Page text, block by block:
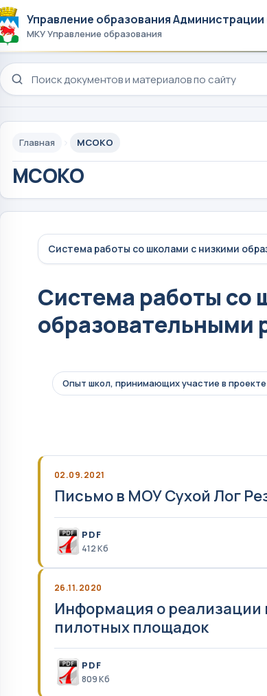
Управление образования
МКУ Управление образования
Поиск по сайту
Главная МСОКО
МСОКО
Система работы со школами с низкими
Система работы со
образовательными
Опыт школ, принимающих участие в проекте
02.09.2021
Письмо в МОУ Сухой Лог
PDF
412 Кб
26.11.2020
Информация о
пилотных площадок
PDF
809 Кб